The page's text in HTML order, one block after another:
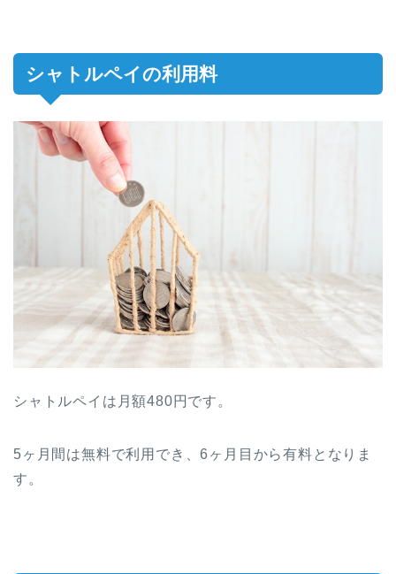
シャトルペイの利用料
シャトルペイは月額480円です。
5ヶ月間は無料で利用でき、6ヶ月目から有料となりま
す。